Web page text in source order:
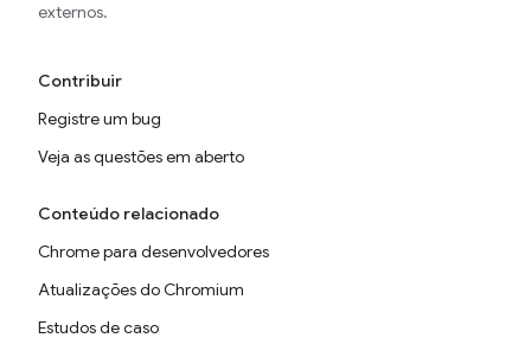
externos.
Contribuir
Registre um bug
Veja as questões em aberto
Conteúdo relacionado
Chrome para desenvolvedores
Atualizações do Chromium
Estudos de caso